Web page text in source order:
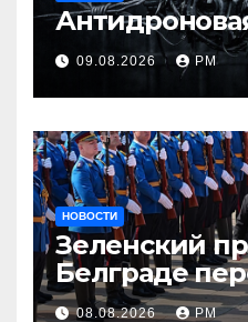
09.08.2026 РМ
НОВОСТИ
Зеленский
Белграде
Вучичем
08.08.2026 РМ